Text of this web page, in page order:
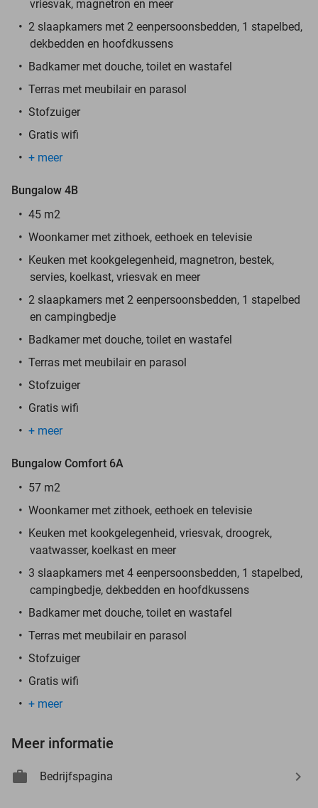
vriesvak, magnetron en meer
2 slaapkamers met 2 eenpersoonsbedden, 1 stapelbed,
dekbedden en hoofdkussens
Badkamer met douche, toilet en wastafel
Terras met meubilair en parasol
Stofzuiger
Gratis wifi
+ meer
Bungalow 4B
45 m2
Woonkamer met zithoek, eethoek en televisie
Keuken met kookgelegenheid, magnetron, bestek,
servies, koelkast, vriesvak en meer
2 slaapkamers met 2 eenpersoonsbedden, 1 stapelbed
en campingbedje
Badkamer met douche, toilet en wastafel
Terras met meubilair en parasol
Stofzuiger
Gratis wifi
+ meer
Bungalow Comfort 6A
57 m2
Woonkamer met zithoek, eethoek en televisie
Keuken met kookgelegenheid, vriesvak, droogrek,
vaatwasser, koelkast en meer
3 slaapkamers met 4 eenpersoonsbedden, 1 stapelbed,
campingbedje, dekbedden en hoofdkussens
Badkamer met douche, toilet en wastafel
Terras met meubilair en parasol
Stofzuiger
Gratis wifi
+ meer
Meer informatie
Bedrijfspagina